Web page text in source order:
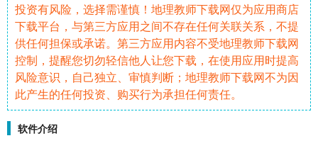
投资有风险，选择需谨慎！地理教师下载网仅为应用商店
下载平台，与第三方应用之间不存在任何关联关系，不提
供任何担保或承诺。第三方应用内容不受地理教师下载网
控制，提醒您切勿轻信他人让您下载，在使用应用时提高
风险意识，自己独立、审慎判断；地理教师下载网不为因
此产生的任何投资、购买行为承担任何责任。
软件介绍